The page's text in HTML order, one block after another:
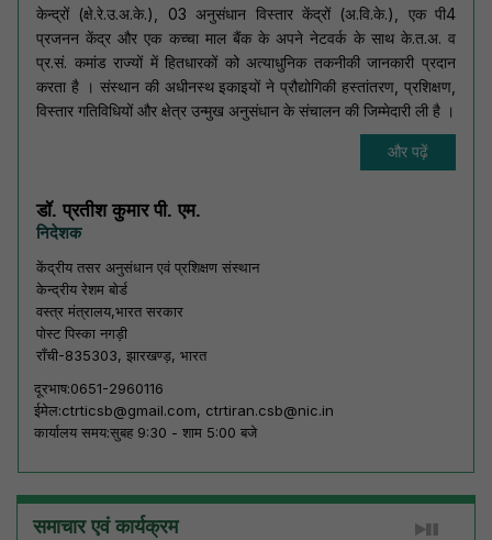
केन्द्रों (क्षे.रे.उ.अ.के.), 03 अनुसंधान विस्तार केंद्रों (अ.वि.के.), एक पी4
प्रजनन केंद्र और एक कच्चा माल बैंक के अपने नेटवर्क के साथ के.त.अ. व
प्र.सं. कमांड राज्यों में हितधारकों को अत्याधुनिक तकनीकी जानकारी प्रदान
करता है । संस्थान की अधीनस्थ इकाइयों ने प्रौद्योगिकी हस्तांतरण, प्रशिक्षण,
विस्तार गतिविधियों और क्षेत्र उन्मुख अनुसंधान के संचालन की जिम्मेदारी ली है ।
और पढ़ें
डॉ. प्रतीश कुमार पी. एम.
निदेशक
केंद्रीय तसर अनुसंधान एवं प्रशिक्षण संस्थान
केन्द्रीय रेशम बोर्ड
वस्त्र मंत्रालय,भारत सरकार
पोस्ट पिस्का नगड़ी
राँची-835303, झारखण्ड़, भारत
दूरभाष:0651-2960116
ईमेल:ctrticsb@gmail.com, ctrtiran.csb@nic.in
कार्यालय समय:सुबह 9:30 - शाम 5:00 बजे
समाचार एवं कार्यक्रम